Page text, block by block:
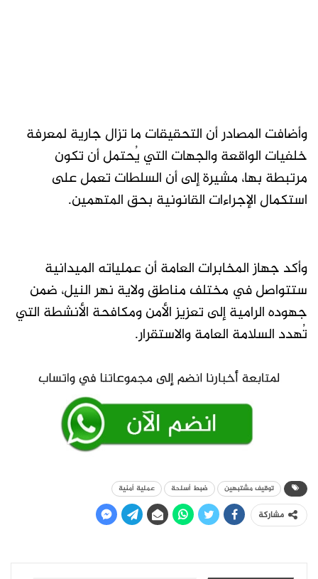
وأضافت المصادر أن التحقيقات ما تزال جارية لمعرفة
خلفيات الواقعة والجهات التي يُحتمل أن تكون
مرتبطة بها، مشيرة إلى أن السلطات تعمل على
استكمال الإجراءات القانونية بحق المتهمين.
وأكد جهاز المخابرات العامة أن عملياته الميدانية
ستتواصل في مختلف مناطق ولاية نهر النيل، ضمن
جهوده الرامية إلى تعزيز الأمن ومكافحة الأنشطة التي
تُهدد السلامة العامة والاستقرار.
توقيف مشتبهين ضبط أسلحة عملية أمنية
مشاركة